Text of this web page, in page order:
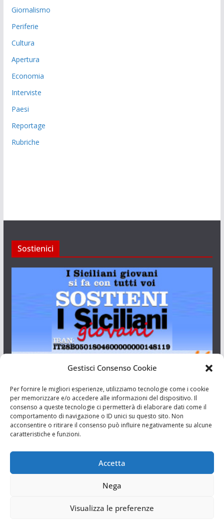
Gestisci Consenso Cookie
Per fornire le migliori esperienze, utilizziamo tecnologie come i cookie
per memorizzare e/o accedere alle informazioni del dispositivo. Il
consenso a queste tecnologie ci permetterà di elaborare dati come il
comportamento di navigazione o ID unici su questo sito. Non
acconsentire o ritirare il consenso può influire negativamente su alcune
caratteristiche e funzioni.
Accetta
Nega
Visualizza le preferenze
Giornalismo
Periferie
Cultura
Apertura
Economia
Interviste
Paesi
Reportage
Rubriche
Sostienici
Aut. del tribunale di Catania n.23/2011 del 20/09/2011 Dir.
Resp. Riccardo Orioles.
Associazione Culturale I Siciliani Giovani
via Randazzo 27 Catania